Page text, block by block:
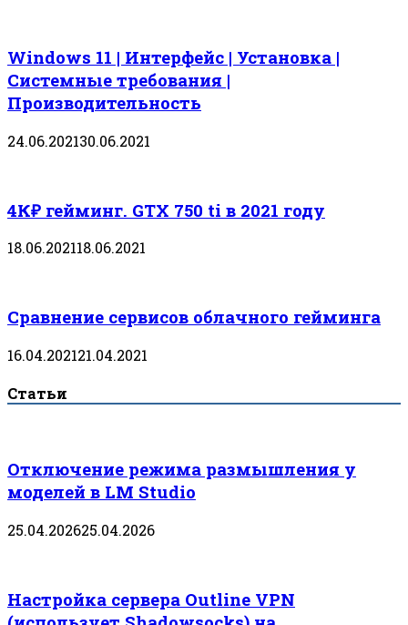
Windows 11 | Интерфейс | Установка |
Системные требования |
Производительность
24.06.202130.06.2021
4К₽ гейминг. GTX 750 ti в 2021 году
18.06.202118.06.2021
Сравнение сервисов облачного гейминга
16.04.202121.04.2021
Статьи
Отключение режима размышления у
моделей в LM Studio
25.04.202625.04.2026
Настройка сервера Outline VPN